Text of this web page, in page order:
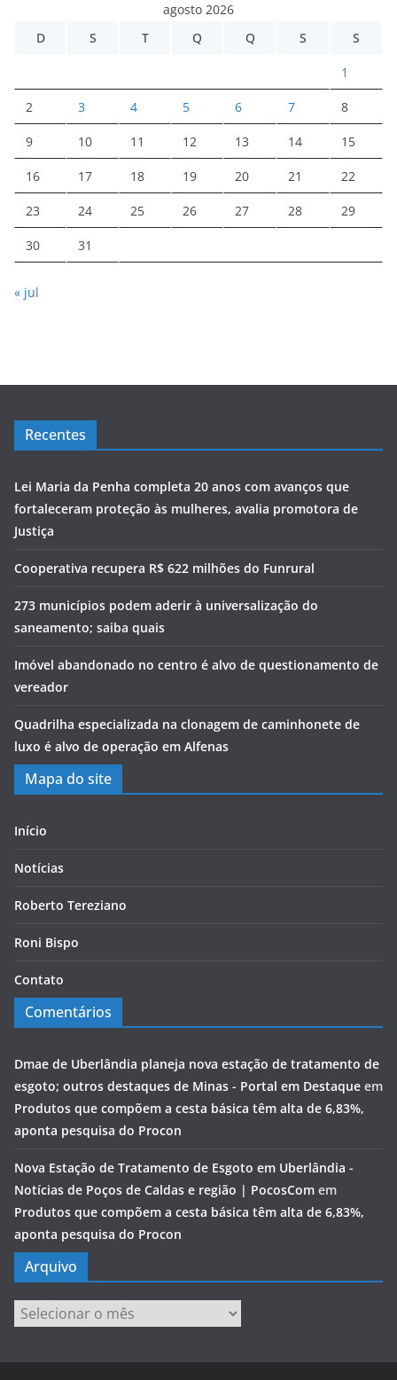
agosto 2026
D
S T Q Q S S
1
2 3 4 5 6 7 8
9 10 11 12 13 14 15
16 17 18 19 20 21 22
23 24 25 26 27 28 29
30 31
« jul
Recentes
Lei Maria da Penha completa 20 anos com avanços que
fortaleceram proteção às mulheres, avalia promotora de
Justiça
Cooperativa recupera R$ 622 milhões do Funrural
273 municípios podem aderir à universalização do
saneamento; saiba quais
Imóvel abandonado no centro é alvo de questionamento de
vereador
Quadrilha especializada na clonagem de caminhonete de
luxo é alvo de operação em Alfenas
Mapa do site
Início
Notícias
Roberto Tereziano
Roni Bispo
Contato
Comentários
Dmae de Uberlândia planeja nova estação de tratamento de
esgoto; outros destaques de Minas - Portal em Destaque em
Produtos que compõem a cesta básica têm alta de 6,83%,
aponta pesquisa do Procon
Nova Estação de Tratamento de Esgoto em Uberlândia -
Notícias de Poços de Caldas e região | PocosCom em
Produtos que compõem a cesta básica têm alta de 6,83%,
aponta pesquisa do Procon
Arquivo
Arquivo